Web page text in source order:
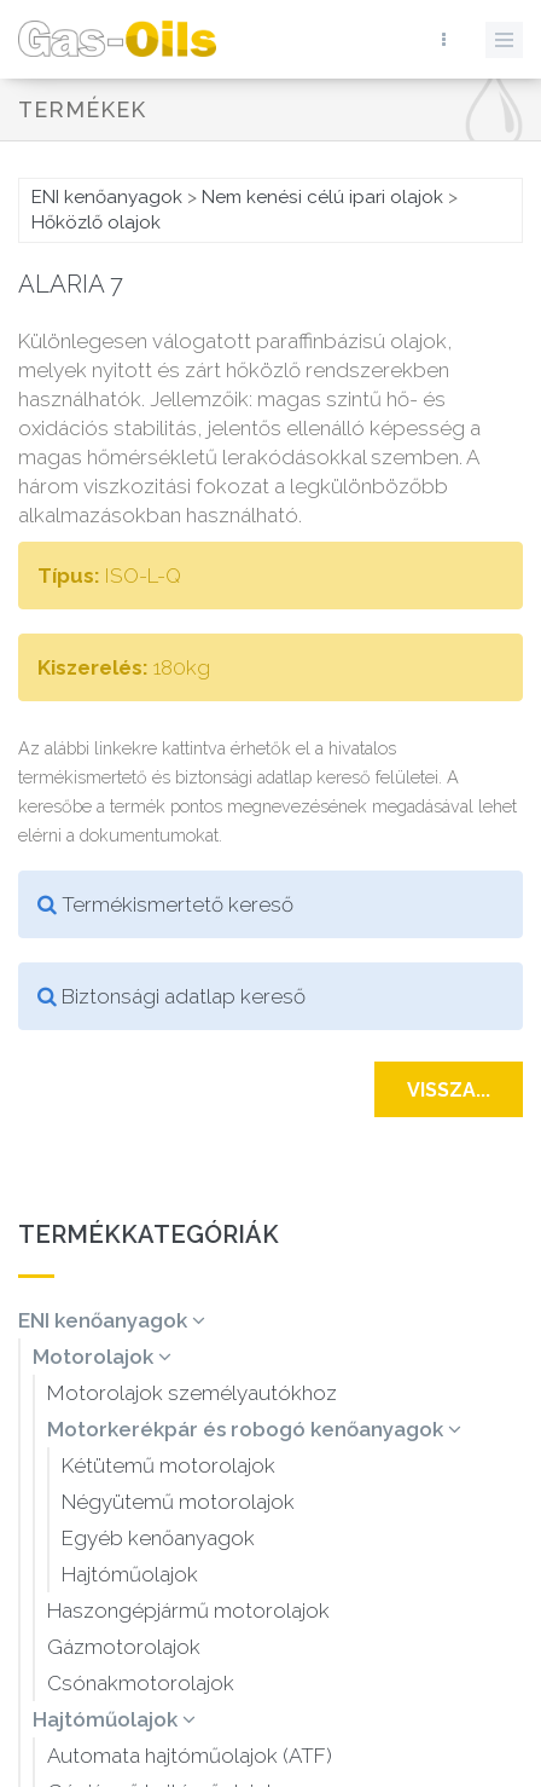
TERMÉKEK
ENI kenőanyagok > Nem kenési célú ipari olajok >
Hőközlő olajok
ALARIA 7
Különlegesen válogatott paraffinbázisú olajok,
melyek nyitott és zárt hőközlő rendszerekben
használhatók. Jellemzőik: magas szintű hő- és
oxidációs stabilitás, jelentős ellenálló képesség a
magas hőmérsékletű lerakódásokkal szemben. A
három viszkozitási fokozat a legkülönbözőbb
alkalmazásokban használható.
Típus: ISO-L-Q
Kiszerelés: 180kg
Az alábbi linkekre kattintva érhetők el a hivatalos
termékismertető és biztonsági adatlap kereső felületei. A
keresőbe a termék pontos megnevezésének megadásával lehet
elérni a dokumentumokat.
Termékismertető kereső
Biztonsági adatlap kereső
VISSZA...
TERMÉKKATEGÓRIÁK
ENI kenőanyagok
Motorolajok
Motorolajok személyautókhoz
Motorkerékpár és robogó kenőanyagok
Kétütemű motorolajok
Négyütemű motorolajok
Egyéb kenőanyagok
Hajtóműolajok
Haszongépjármű motorolajok
Gázmotorolajok
Csónakmotorolajok
Hajtóműolajok
Automata hajtóműolajok (ATF)